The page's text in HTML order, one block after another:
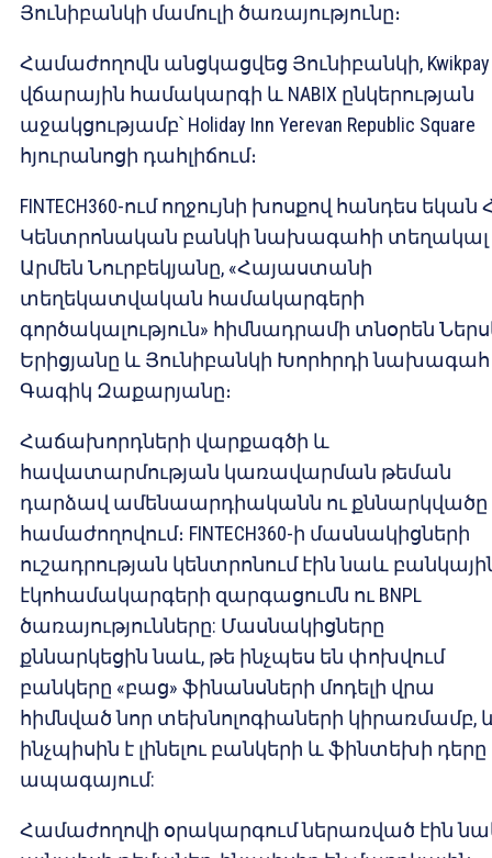
Յունիբանկի մամուլի ծառայությունը։
Համաժողովն անցկացվեց Յունիբանկի, Kwikpay
վճարային համակարգի և NABIX ընկերության
աջակցությամբ՝ Holiday Inn Yerevan Republic Square
հյուրանոցի դահլիճում։
FINTECH360-ում ողջույնի խոսքով հանդես եկան
Կենտրոնական բանկի նախագահի տեղակալ
Արմեն Նուրբեկյանը, «Հայաստանի
տեղեկատվական համակարգերի
գործակալություն» հիմնադրամի տնօրեն
Երիցյանը և Յունիբանկի Խորհրդի նախագահ
Գագիկ Զաքարյանը։
Հաճախորդների վարքագծի և
հավատարմության կառավարման թեման
դարձավ ամենաարդիականն ու քննարկվածը
համաժողովում։ FINTECH360-ի մասնակիցների
ուշադրության կենտրոնում էին նաև
էկոհամակարգերի զարգացումն ու BNPL
ծառայությունները: Մասնակիցները
քննարկեցին նաև, թե ինչպես են փոխվում
բանկերը «բաց» ֆինանսների մոդելի վրա
հիմնված նոր տեխնոլոգիաների կիրառմամբ,
ինչպիսին է լինելու բանկերի և ֆինտեխի դերը
ապագայում:
Համաժողովի օրակարգում ներառված էին